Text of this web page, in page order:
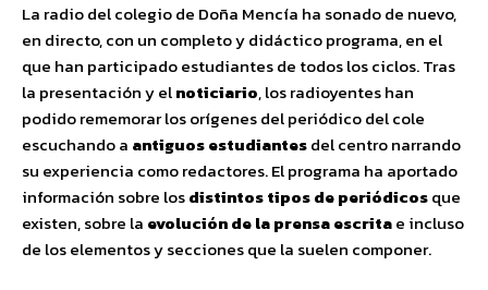
La radio del colegio de Doña Mencía ha sonado de nuevo,
en directo, con un completo y didáctico programa, en el
que han participado estudiantes de todos los ciclos. Tras
la presentación y elnoticiario, los radioyentes han
podido rememorar los orígenes del periódico del cole
escuchando a antiguos estudiantesdel centro narrando
su experiencia como redactores. El programa ha aportado
información sobre losdistintos tipos de periódicosque
existen, sobre la evolución de la prensa escritae incluso
de los elementos y secciones que la suelen componer.